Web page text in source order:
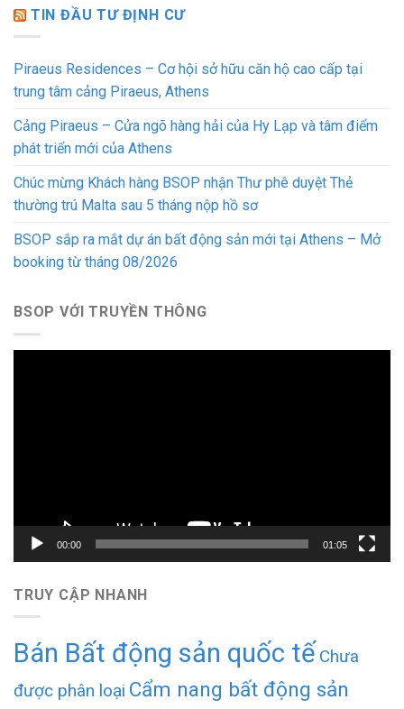
TIN ĐẦU TƯ ĐỊNH CƯ
Piraeus Residences – Cơ hội sở hữu căn hộ cao cấp tại
trung tâm cảng Piraeus, Athens
Cảng Piraeus – Cửa ngõ hàng hải của Hy Lạp và tâm điểm
phát triển mới của Athens
Chúc mừng Khách hàng BSOP nhận Thư phê duyệt Thẻ
thường trú Malta sau 5 tháng nộp hồ sơ
BSOP sắp ra mắt dự án bất động sản mới tại Athens – Mở
booking từ tháng 08/2026
BSOP VỚI TRUYỀN THÔNG
00:00 01:05
TRUY CẬP NHANH
Bán Bất động sản quốc tế Chưa
được phân loại Cẩm nang bất động sản